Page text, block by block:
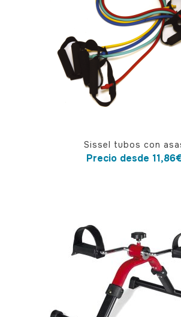
opciones
Sissel tubos con
Precio desde 11,86